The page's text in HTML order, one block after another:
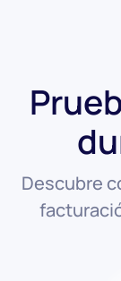
Descubre